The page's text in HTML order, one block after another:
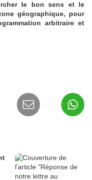
le bon sens et le
géographique, pour
arbitraire et